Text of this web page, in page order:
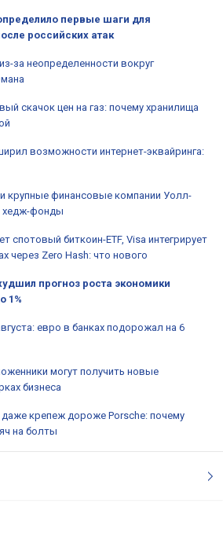
первые шаги для
российских атак
за неопределенности вокруг
скачок цен на газ: почему хранилища
возможности интернет-эквайринга:
крупные финансовые компании Уолл-
хедж-фонды
спотовый биткоин-ETF, Visa интегрирует
через Zero Hash: что нового
прогноз роста экономики
1%
евро в банках подорожал на 6
могут получить новые
бизнеса
даже крепеж дороже Porsche: почему
на болты